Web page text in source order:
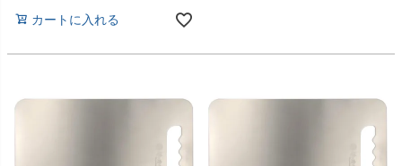
カートに入れる